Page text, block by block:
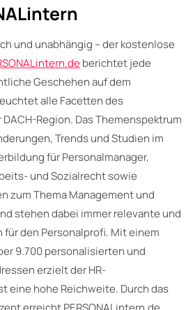
und unabhängig – der kostenlose
berichtet jede
Geschehen auf dem
alle Facetten des
Region. Das Themenspektrum
Trends und Studien im
für Personalmanager,
und Sozialrecht sowie
zum Thema Management und
stehen dabei immer relevante und
den Personalprofi. Mit einem
9.700 personalisierten und
erzielt der HR-
eine hohe Reichweite. Durch das